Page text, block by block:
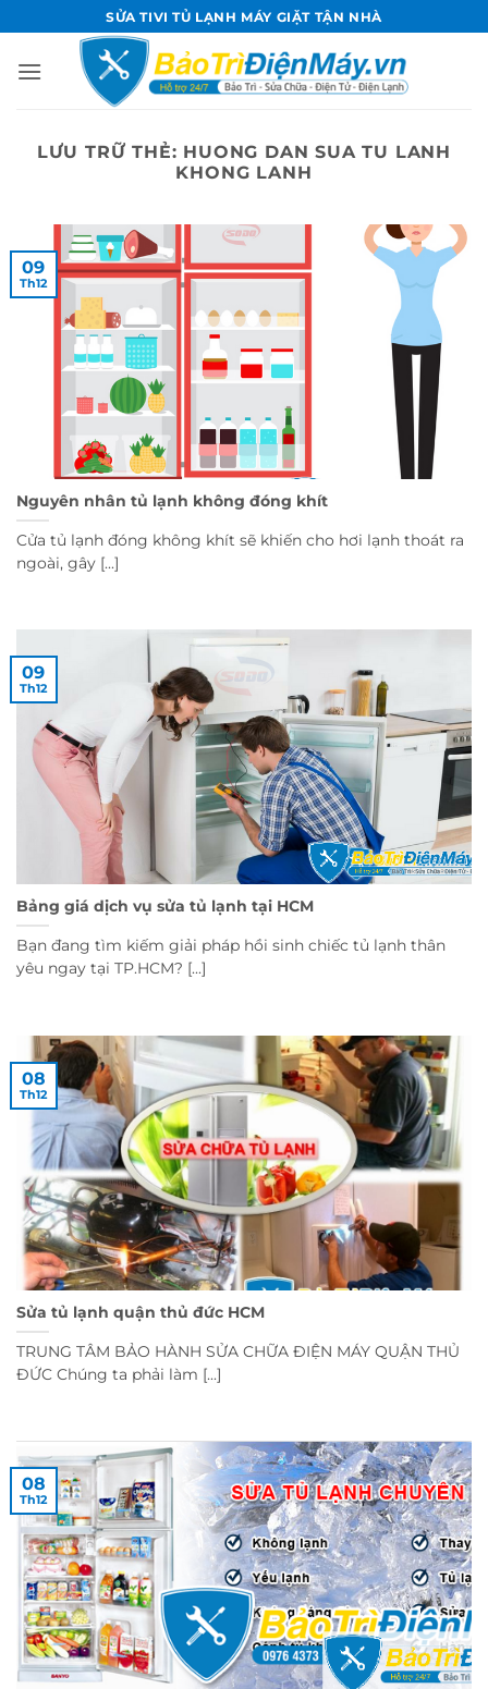
qua
nội
SỬA TIVI TỦ LẠNH MÁY GIẶT TẬN NHÀ
LƯU TRỮ THẺ: HUONG DAN SUA TU LANH
KHONG LANH
Nguyên nhân tủ lạnh không đóng khít
Cửa tủ lạnh đóng không khít sẽ khiến cho hơi lạnh thoát ra
ngoài, gây [...]
09
Th12
Bảng giá dịch vụ sửa tủ lạnh tại HCM
Bạn đang tìm kiếm giải pháp hồi sinh chiếc tủ lạnh thân
yêu ngay tại TP.HCM? [...]
09
Th12
Sửa tủ lạnh quận thủ đức HCM
TRUNG TÂM BẢO HÀNH SỬA CHỮA ĐIỆN MÁY QUẬN THỦ
ĐỨC Chúng ta phải làm [...]
08
Th12
08
Th12